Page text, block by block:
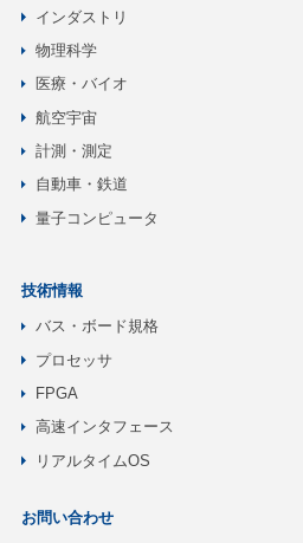
インダストリ
物理科学
医療・バイオ
航空宇宙
計測・測定
自動車・鉄道
量子コンピュータ
技術情報
バス・ボード規格
プロセッサ
FPGA
高速インタフェース
リアルタイムOS
お問い合わせ